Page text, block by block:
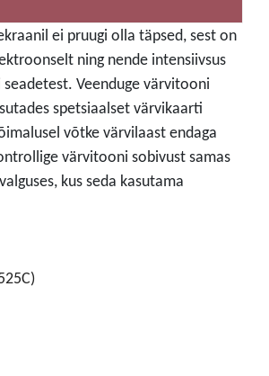
ei pruugi olla täpsed, sest on
ning nende intensiivsus
Veenduge värvitooni
spetsiaalset värvikaarti
võtke värvilaast endaga
värvitooni sobivust samas
kus seda kasutama